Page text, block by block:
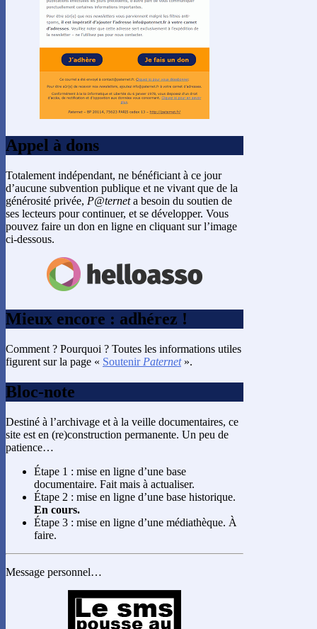
Appel à dons
Totalement indépendant, ne bénéficiant à ce jour
d’aucune subvention publique et ne vivant que de la
générosité privée, P@terneta besoin du soutien de
ses lecteurs pour continuer, et se développer. Vous
pouvez faire un don en ligne en cliquant sur l’image
ci-dessous.
Mieux encore : adhérez !
Comment ? Pourquoi ? Toutes les informations utiles
figurent sur la page « Soutenir Paternet».
Bloc-note
Destiné à l’archivage et à la veille documentaires, ce
site est en (re)construction permanente. Un peu de
patience…
Étape 1 : mise en ligne d’une base
documentaire. Fait mais à actualiser.
Étape 2 : mise en ligne d’une base historique.
En cours.
Étape 3 : mise en ligne d’une médiathèque. À
faire.
Message personnel…